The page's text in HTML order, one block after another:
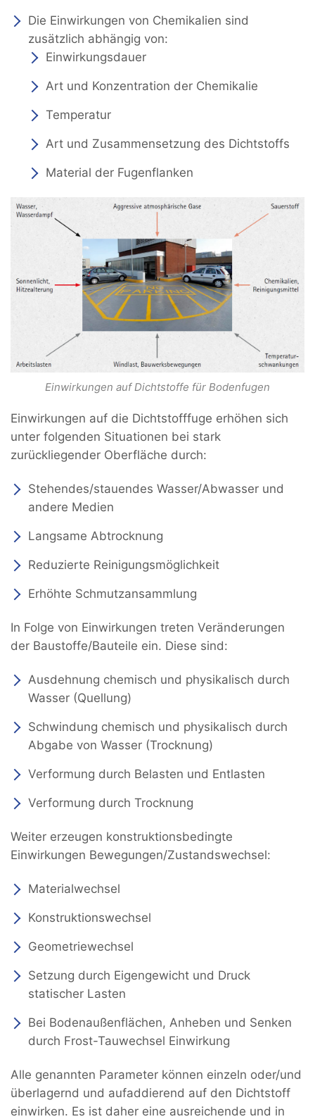
Die Einwirkungen von Chemikalien sind
zusätzlich abhängig von:
Einwirkungsdauer
Art und Konzentration der Chemikalie
Temperatur
Art und Zusammensetzung des Dichtstoffs
Material der Fugenflanken
Einwirkungen auf Dichtstoffe für Bodenfugen
Einwirkungen auf die Dichtstofffuge erhöhen sich
unter folgenden Situationen bei stark
zurückliegender Oberfläche durch:
Stehendes/stauendes Wasser/Abwasser und
andere Medien
Langsame Abtrocknung
Reduzierte Reinigungsmöglichkeit
Erhöhte Schmutzansammlung
In Folge von Einwirkungen treten Veränderungen
der Baustoffe/Bauteile ein. Diese sind:
Ausdehnung chemisch und physikalisch durch
Wasser (Quellung)
Schwindung chemisch und physikalisch durch
Abgabe von Wasser (Trocknung)
Verformung durch Belasten und Entlasten
Verformung durch Trocknung
Weiter erzeugen konstruktionsbedingte
Einwirkungen Bewegungen/Zustandswechsel:
Materialwechsel
Konstruktionswechsel
Geometriewechsel
Setzung durch Eigengewicht und Druck
statischer Lasten
Bei Bodenaußenflächen, Anheben und Senken
durch Frost-Tauwechsel Einwirkung
Alle genannten Parameter können einzeln oder/und
überlagernd und aufaddierend auf den Dichtstoff
einwirken. Es ist daher eine ausreichende und in